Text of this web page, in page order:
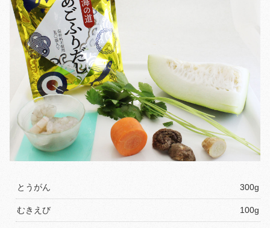
とうがん 300g
むきえび 100g